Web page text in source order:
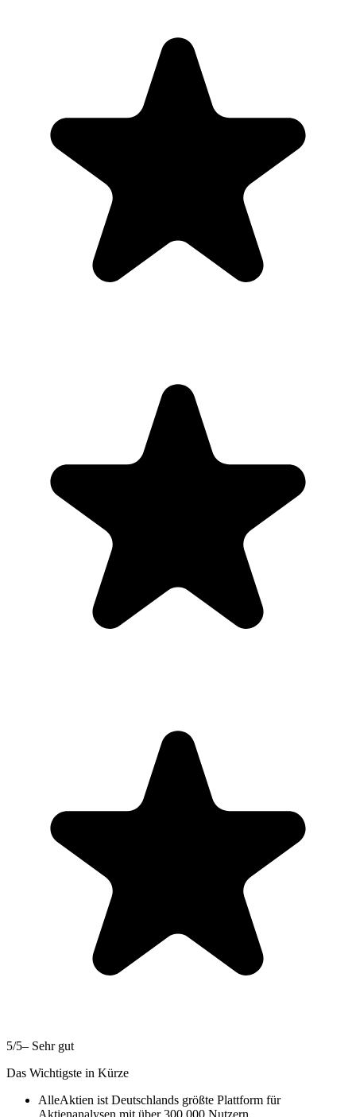
5/5– Sehr gut
Das Wichtigste in Kürze
AlleAktien ist Deutschlands größte Plattform für